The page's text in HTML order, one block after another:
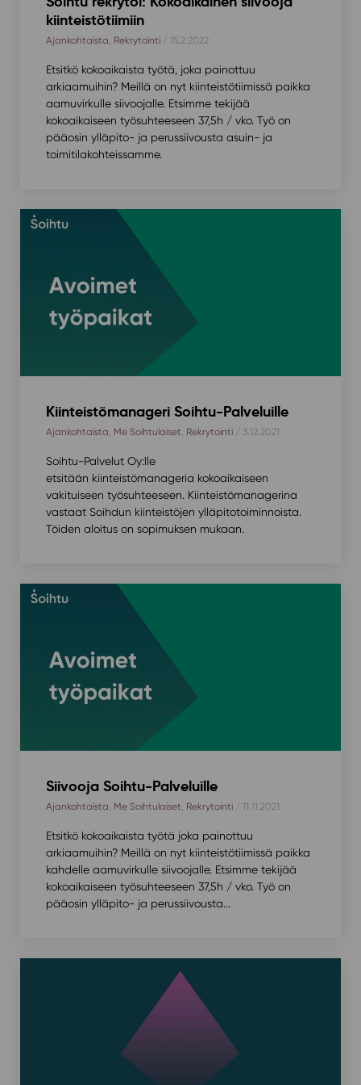
kiinteistötiimiin
Ajankohtaista, Rekrytointi/ 15.2.2022
Etsitkö kokoaikaista työtä, joka painottuu
arkiaamuihin? Meillä on nyt kiinteistötiimissä paikka
aamuvirkulle siivoojalle. Etsimme tekijää
kokoaikaiseen työsuhteeseen 37,5h / vko. Työ on
pääosin ylläpito- ja perussiivousta asuin- ja
toimitilakohteissamme.
Kiinteistömanageri Soihtu-Palveluille
Ajankohtaista, Me Soihtulaiset, Rekrytointi/ 3.12.2021
Soihtu-Palvelut Oy:lle
etsitään kiinteistömanageria kokoaikaiseen
vakituiseen työsuhteeseen. Kiinteistömanagerina
vastaat Soihdun kiinteistöjen ylläpitotoiminnoista.
Töiden aloitus on sopimuksen mukaan.
Siivooja Soihtu-Palveluille
Ajankohtaista, Me Soihtulaiset, Rekrytointi/ 11.11.2021
Etsitkö kokoaikaista työtä joka painottuu
arkiaamuihin? Meillä on nyt kiinteistötiimissä paikka
kahdelle aamuvirkulle siivoojalle. Etsimme tekijää
kokoaikaiseen työsuhteeseen 37,5h / vko. Työ on
pääosin ylläpito- ja perussiivousta...